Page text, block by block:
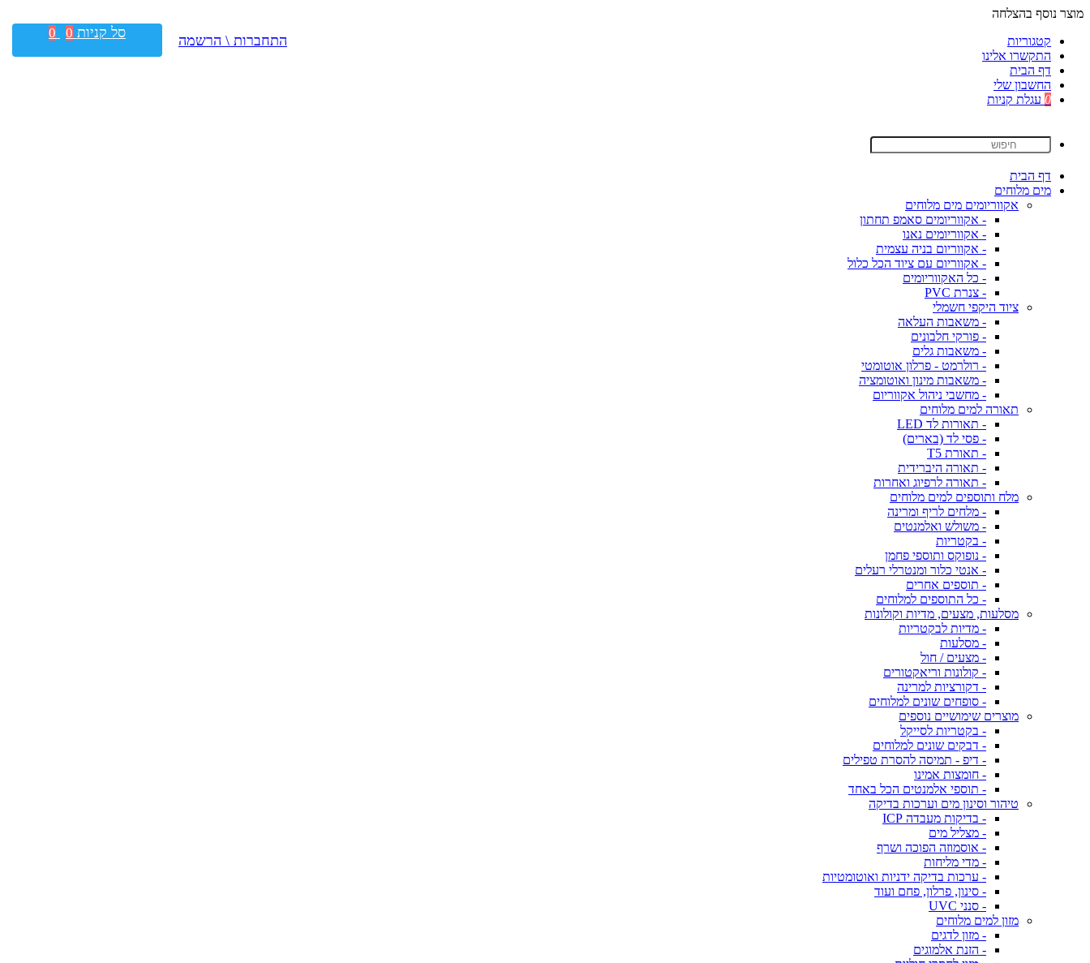
מוצר נוסף בהצלחה
קטגוריות
התקשרו אלינו
דף הבית
החשבון שלי
0 עגלת קניות
דף הבית
מים מלוחים
אקווריומים מים מלוחים
- אקווריומים סאמפ תחתון
- אקווריומים נאנו
- אקווריום בניה עצמית
- אקווריום עם ציוד הכל כלול
- כל האקווריומים
- צנרת PVC
ציוד היקפי חשמלי
- משאבות העלאה
- פורקי חלבונים
- משאבות גלים
- רולרמט - פרלון אוטומטי
- משאבות מינון ואוטומציה
- מחשבי ניהול אקווריום
תאורה למים מלוחים
- תאורות לד LED
- פסי לד (בארים)
- תאורת T5
- תאורה היברידית
- תאורה לרפיוג ואחרות
מלח ותוספים למים מלוחים
- מלחים לריף ומרינה
- משולש ואלמנטים
- בקטריות
- נופוקס ותוספי פחמן
- אנטי כלור ומנטרלי רעלים
- תוספים אחרים
- כל התוספים למלוחים
מסלעות, מצעים, מדיות וקולונות
- מדיות לבקטריות
- מסלעות
- מצעים / חול
- קולונות וריאקטורים
- דקורציות למרינה
- סופחים שונים למלוחים
מוצרים שימושיים נוספים
- בקטריות לסייקל
- דבקים שונים למלוחים
- דיפ - תמיסה להסרת טפילים
- חומצות אמינו
- תוספי אלמנטים הכל באחד
טיהור וסינון מים וערכות בדיקה
- בדיקות מעבדה ICP
- מצליל מים
- אוסמוזה הפוכה ושרף
- מדי מליחות
- ערכות בדיקה ידניות ואוטומטיות
- סינון, פרלון, פחם ועוד
- סנני UVC
מזון למים מלוחים
- מזון לדגים
- הזנת אלמוגים
התחברות \ הרשמה סל קניות 0
0